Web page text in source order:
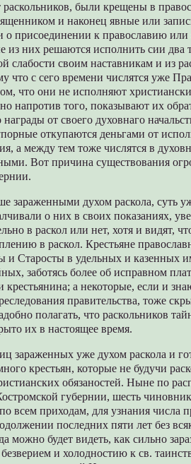
были крещены в
и наконец явные или
о присоединении к православию
из них решаются исполнить сии два
слабости своим наставникам и из
что с сего времени числятся уже
что они не исполняют
напротив того, показывают их
от своего духовнаго
откупаются деньгами от
а между тем тоже числятся в
Вот причина существования
зараженными духом раскола, суть
о них в своих показаниях,
в раскол или нет, хотя и видят,
в раскол. Крестьяне
и Старосты в удельных и казенных
заботясь более об исправном
а некоторые, если и
правительства, тоже
полагать, что раскольников
их в настоящее время.
зараженных уже духом раскола и
крестьян, которые не будучи
обязаностей. Ныне по
губернии, шесть
всем приходам, для узнания числа
последних пяти лет без
можно будет видеть, как сильно
и холодностию к св.